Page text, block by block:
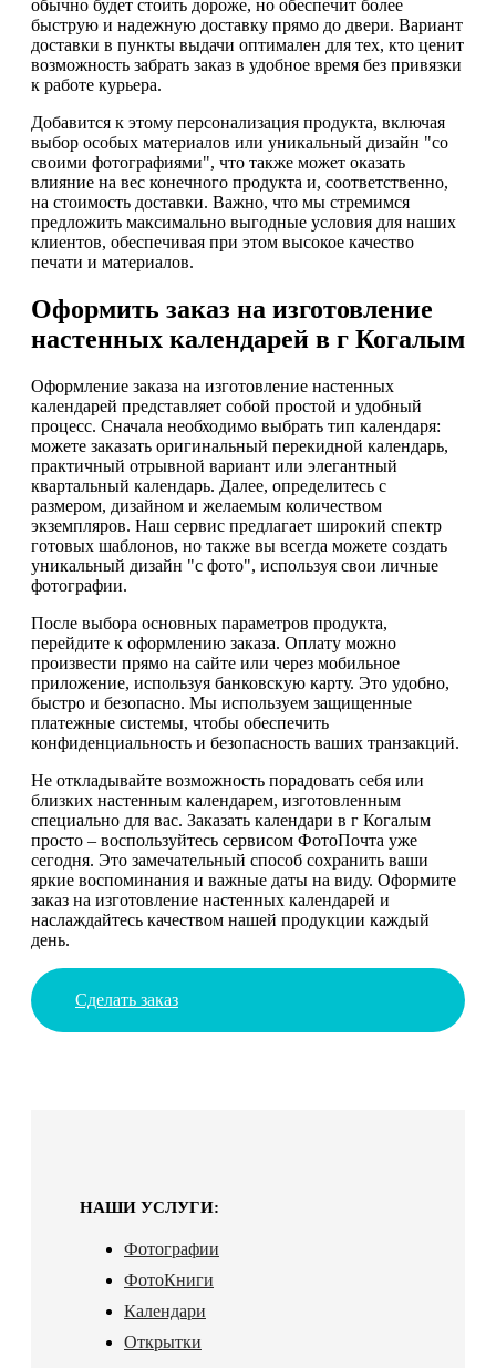
обычно будет стоить дороже, но обеспечит более
быструю и надежную доставку прямо до двери. Вариант
доставки в пункты выдачи оптимален для тех, кто ценит
возможность забрать заказ в удобное время без привязки
к работе курьера.
Добавится к этому персонализация продукта, включая
выбор особых материалов или уникальный дизайн "со
своими фотографиями", что также может оказать
влияние на вес конечного продукта и, соответственно,
на стоимость доставки. Важно, что мы стремимся
предложить максимально выгодные условия для наших
клиентов, обеспечивая при этом высокое качество
печати и материалов.
Оформить заказ на изготовление
настенных календарей в г Когалым
Оформление заказа на изготовление настенных
календарей представляет собой простой и удобный
процесс. Сначала необходимо выбрать тип календаря:
можете заказать оригинальный перекидной календарь,
практичный отрывной вариант или элегантный
квартальный календарь. Далее, определитесь с
размером, дизайном и желаемым количеством
экземпляров. Наш сервис предлагает широкий спектр
готовых шаблонов, но также вы всегда можете создать
уникальный дизайн "с фото", используя свои личные
фотографии.
После выбора основных параметров продукта,
перейдите к оформлению заказа. Оплату можно
произвести прямо на сайте или через мобильное
приложение, используя банковскую карту. Это удобно,
быстро и безопасно. Мы используем защищенные
платежные системы, чтобы обеспечить
конфиденциальность и безопасность ваших транзакций.
Не откладывайте возможность порадовать себя или
близких настенным календарем, изготовленным
специально для вас. Заказать календари в г Когалым
просто – воспользуйтесь сервисом ФотоПочта уже
сегодня. Это замечательный способ сохранить ваши
яркие воспоминания и важные даты на виду. Оформите
заказ на изготовление настенных календарей и
наслаждайтесь качеством нашей продукции каждый
день.
Сделать заказ
НАШИ УСЛУГИ:
Фотографии
ФотоКниги
Календари
Открытки